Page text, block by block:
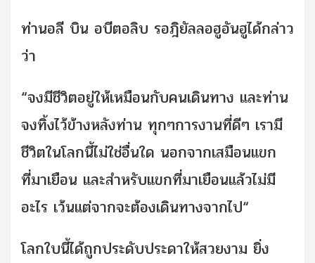
ท่านอลี บิน อบีตอลิบ รอฎิยัลลอฮูอันฮูได้กล่าว
ว่า
“จงมีชีวิตอยู่ให้เหมือนกับคนเดินทาง และท่าน
จงทิ้งไว้ข้างหลังท่าน ทุกๆการงานที่ดีๆ เรามี
ชีวิตในโลกนี้ไม่ใช่อื่นใด นอกจากเสมือนแขก
ที่มาเยือน และสำหรับแขกที่มาเยือนแล้วไม่มี
อะไร เว้นแต่จากจะต้องเดินทางจากไป“
โลกใบนี้ได้ถูกประดับประดาให้สวยงาม ยิ่ง